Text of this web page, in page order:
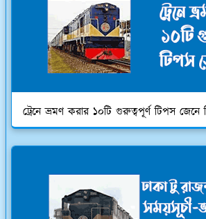
ট্রেনে ভ্রমণ করার ১০টি গুরুত্বপূর্ণ টিপস জেনে